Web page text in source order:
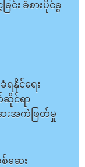
င်း ခံစားပိုင်ခွ
ရနိုင်ရေး
င်ရာ
းအကဲဖြတ်မှု
စ်ဆေး